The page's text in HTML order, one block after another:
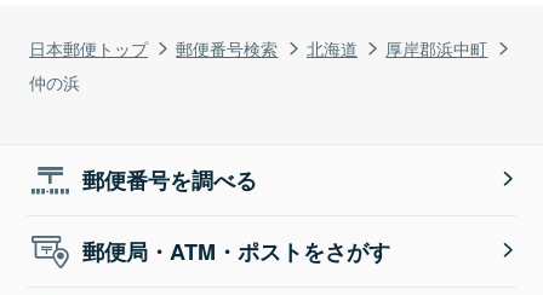
日本郵便トップ 郵便番号検索 北海道
厚岸郡浜中町
仲の浜
郵便番号を調べる
郵便局・ATM・ポストをさがす